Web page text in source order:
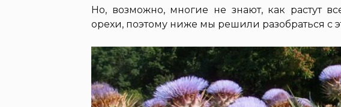
Но, возможно, многие не знают, как растут
орехи, поэтому ниже мы решили разобраться с